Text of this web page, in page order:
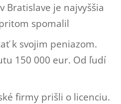
Bratislave je najvyššia
spomalil
k svojim peniazom.
150 000 eur. Od ľudí
firmy prišli o licenciu.